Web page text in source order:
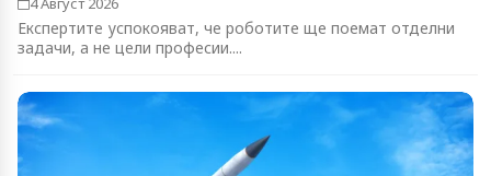
Експертите успокояват, че роботите ще поемат отделни
задачи, а не цели професии....